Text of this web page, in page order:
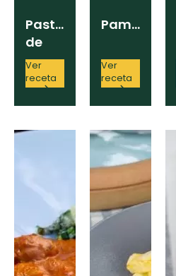
Pastilla
de
pollo
Ver
receta
Pamplona
Ver
receta